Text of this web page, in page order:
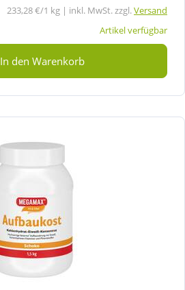
233,28 €/1 kg | inkl. MwSt. zzgl.Versand
Artikel verfügbar
In den Warenkorb